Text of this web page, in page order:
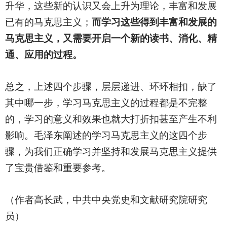
升华，这些新的认识又会上升为理论，丰富和发展
已有的马克思主义； 而学习这些得到丰富和发展的
马克思主义，又需要开启一个新的读书、消化、精
通、应用的过程。
总之，上述四个步骤，层层递进、环环相扣，缺了
其中哪一步，学习马克思主义的过程都是不完整
的，学习的意义和效果也就大打折扣甚至产生不利
影响。毛泽东阐述的学习马克思主义的这四个步
骤，为我们正确学习并坚持和发展马克思主义提供
了宝贵借鉴和重要参考。
（作者高长武，中共中央党史和文献研究院研究
员）